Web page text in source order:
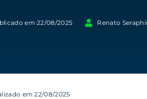
em 22/08/2025 Renato
em 22/08/2025